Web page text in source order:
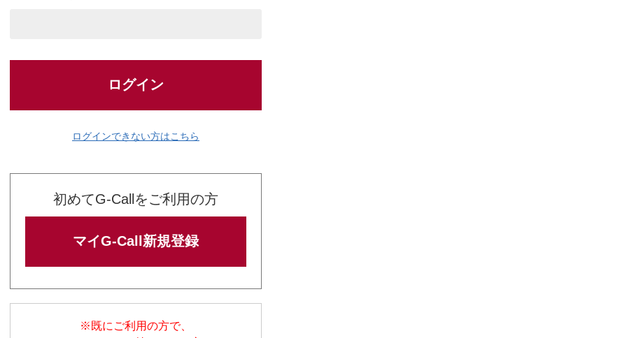
ログイン
ログインできない方はこちら
初めてG-Callをご利用の方
マイG-Call新規登録
※既にご利用の方で、